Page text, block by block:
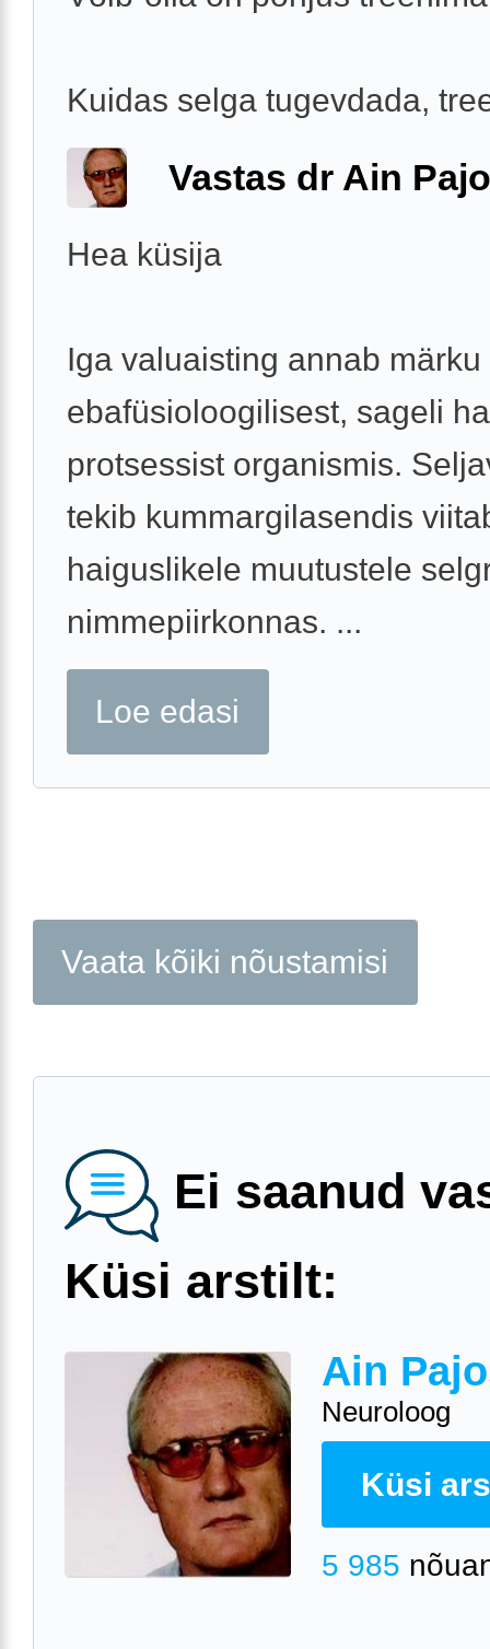
Kuidas selga tugevdada,
Vastas dr Ain
Hea küsija
Iga valuaisting annab märku
ebafüsioloogilisest, sageli
protsessist organismis.
tekib kummargilasendis
haiguslikele muutustele
nimmepiirkonnas. ...
Loe edasi
Vaata kõiki nõustamisi
Ei saanud
Küsi arstilt:
Ain
Neuroloog
Küsi
5 985